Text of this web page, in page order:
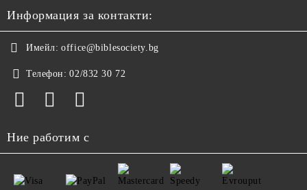
Информация за контакти:
Имейл: office@biblesociety.bg
Телефон: 02/832 30 72
Ние работим с